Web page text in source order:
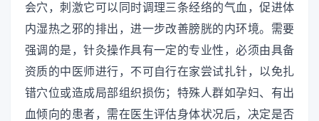
会穴，刺激它可以同时调理三条经络的气血，促进体
内湿热之邪的排出，进一步改善膀胱的内环境。需要
强调的是，针灸操作具有一定的专业性，必须由具备
资质的中医师进行，不可自行在家尝试扎针，以免扎
错穴位或造成局部组织损伤；特殊人群如孕妇、有出
血倾向的患者，需在医生评估身体状况后，决定是否